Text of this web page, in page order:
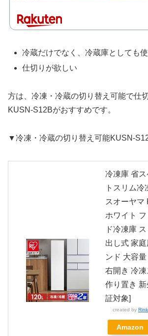
冷蔵だけでなく、冷蔵庫としても
仕切りが欲しい
方は、冷凍・冷蔵の切り替え可能で仕
KUSN-S12Bがおすすめです。
▼冷凍・冷蔵の切り替え可能KUSN-
冷凍庫 省
トスリム冷
スオーヤマ
ホワイト
ド冷凍庫
出し式 家
ンド 大容
右開き 冷
作り置き
証対象]
created by
Amazon